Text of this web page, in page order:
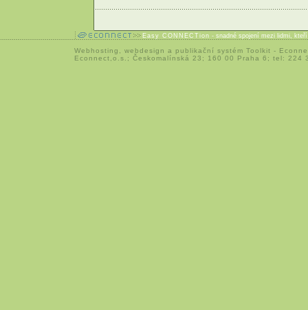
Easy CONNECTion - snadné spojení mezi lidmi,
Webhosting webdesign a publikační systém Toolkit -
Econnect,o.s.; Českomalínská 23; 160 00 Praha 6; tel: 224